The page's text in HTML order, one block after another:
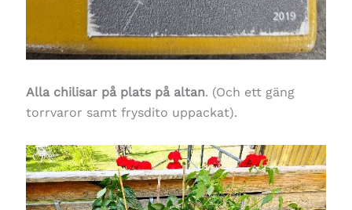
Alla chilisar på plats på altan. (Och ett gäng
torrvaror samt frysdito uppackat).